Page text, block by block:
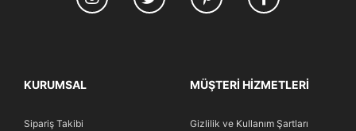
KURUMSAL
Sipariş Takibi
MÜŞTERI HIZMETLERI
Gizlilik ve Kullanım Şartları